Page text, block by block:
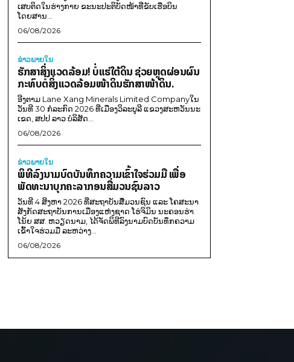
ເສບຕິດໃນຮ່າງກາຍ ຂະນະປະຕິບັດໜ້າທີ່ຂັບເຮືອບິນ
ໂດຍສານ...
06/08/2026
ຂ່າວພາຍ​ໃນ
ຮັກສາສິ່ງແວດລ້ອມ! ບໍ່ແຮ່ໃຕ້ດິນ ຊ່ວຍຫຼຸດຜ່ອນຜົນ
ກະທົບຕໍ່ສິ່ງແວດລ້ອມໜ້າດິນຮັກສາໜ້າດິນ.
ອີງຕາມ Lane Xang Minerals Limited Companyໃນ
ວັນທີ 30 ກໍລະກົດ 2026 ທີ່ເມືອງວິລະບູລີ ແຂວງສະຫວັນນະ
ເຂດ, ສປປ ລາວ ບໍລິສັດ...
06/08/2026
ຂ່າວພາຍ​ໃນ
ພິທີລົງນາມບົດບັນທຶກຄວາມເຂົ້າໃຈຮ່ວມມື ເພື່ອ
ພັດທະນາບຸກຄະລາກອນສື່ມວນຊົນລາວ
ວັນທີ 4 ສິງຫາ 2026 ທີ່ສະຖາບັນສື່ມວນຊົນ ແລະ ໂຄສະນາ
ສັງກັດສະຖາບັນການເມືອງແຫ່ງຊາດ ໂຮ່ຈິມິນ ນະຄອນຮ່າ
ໂນ້ຍ ສສ. ຫວຽດນາມ, ໄດ້ຈັດພິທີລົງນາມບົດບັນທຶກຄວາມ
ເຂົ້າໃຈຮ່ວມມື ລະຫວ່າງ...
06/08/2026